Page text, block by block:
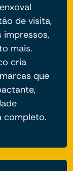
de visita,
impressos,
mais.
cria
que
completo.